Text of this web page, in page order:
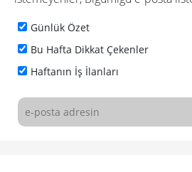
Günlük Özet
Bu Hafta Dikkat Çekenler
Haftanın İş İlanları